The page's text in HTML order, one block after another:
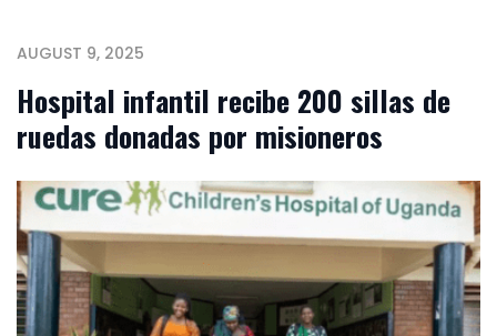
AUGUST 9, 2025
Hospital infantil recibe 200 sillas de
ruedas donadas por misioneros